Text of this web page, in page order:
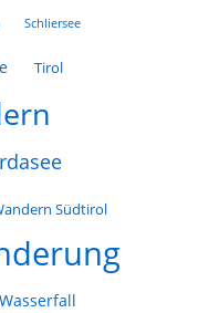
Schliersee
Tirol
Südtirol
Wasserfall